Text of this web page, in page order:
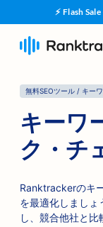
⚡ Flash
無料SEOツール / キー
キーワ
ク・チ
Ranktrackerのキ
を最適化しましょ
し、競合他社と